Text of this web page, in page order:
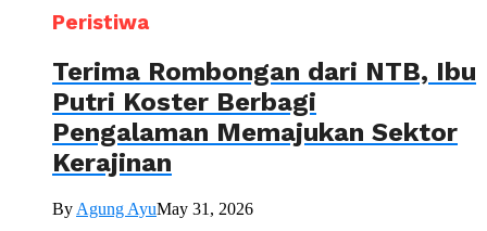
Peristiwa
Terima Rombongan dari NTB, Ibu
Putri Koster Berbagi
Pengalaman Memajukan Sektor
Kerajinan
By Agung AyuMay 31, 2026